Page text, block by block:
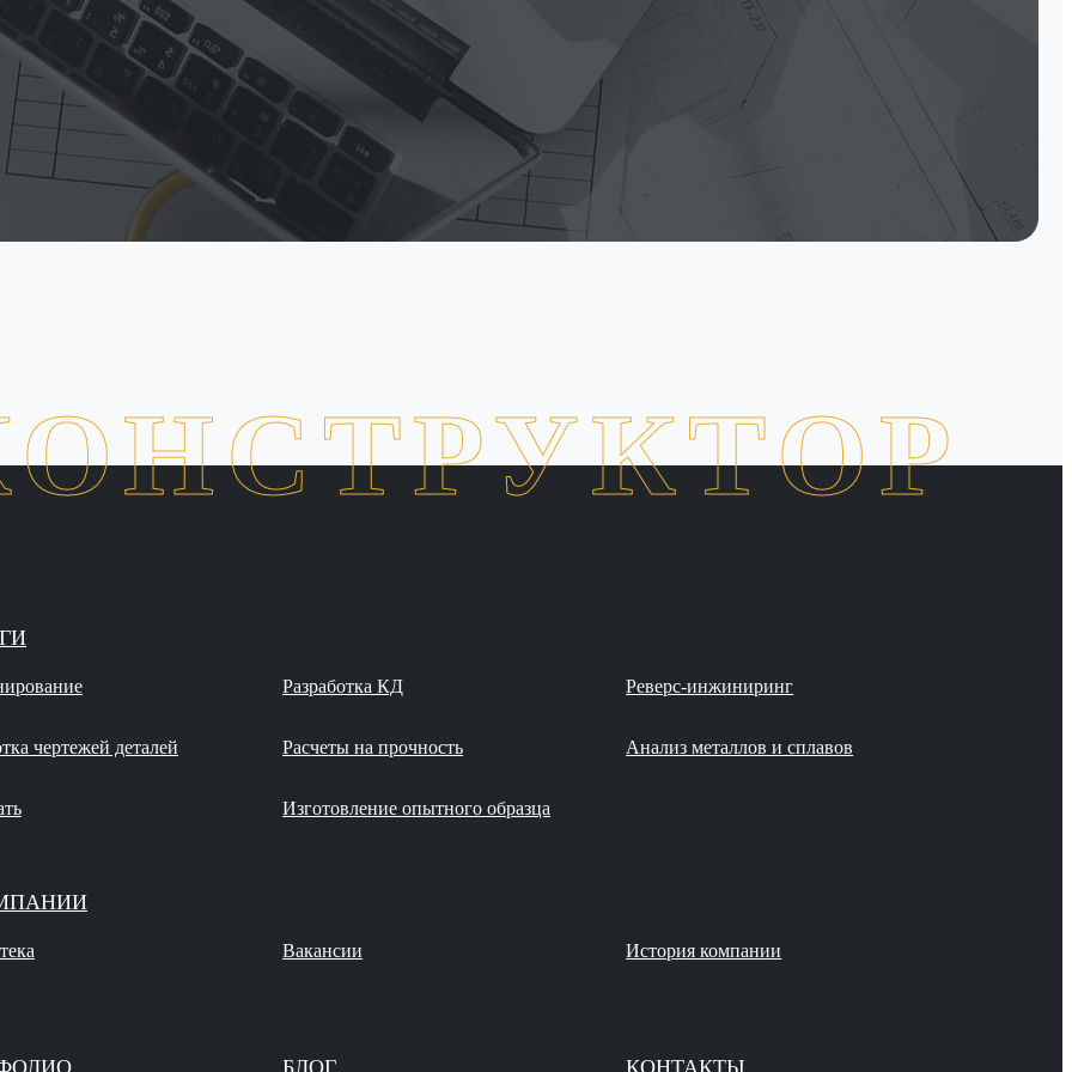
Разработка КД Реверс-инжиниринг
чертежей деталей Расчеты на прочность Анализ металлов и сплавов
Изготовление опытного образца
Вакансии История компании
БЛОГ КОНТАКТЫ